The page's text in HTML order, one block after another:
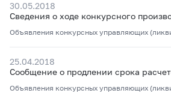
30.05.2018
Сведения о ходе конкурсного
Объявления конкурсных управляющих
25.04.2018
Сообщение о продлении срока
Объявления конкурсных управляющих